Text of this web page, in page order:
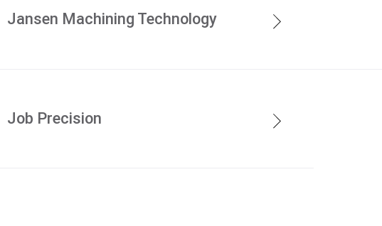
Jansen Machining Technology
Job Precision